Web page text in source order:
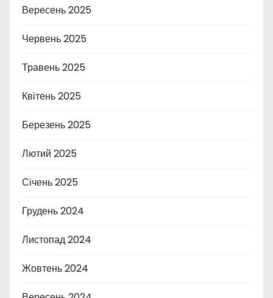
Вересень 2025
Червень 2025
Травень 2025
Квітень 2025
Березень 2025
Лютий 2025
Січень 2025
Грудень 2024
Листопад 2024
Жовтень 2024